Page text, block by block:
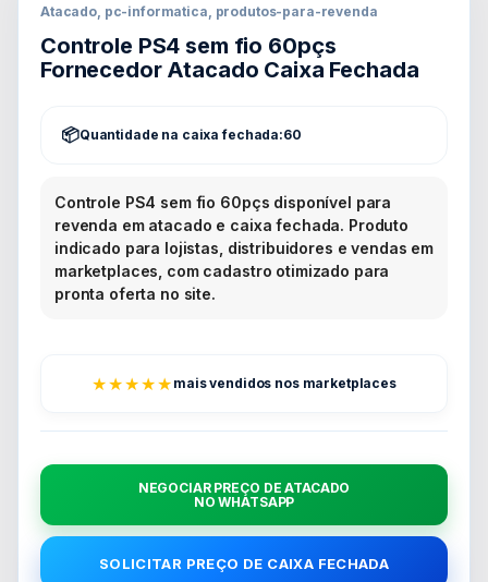
Atacado, pc-informatica, produtos-para-revenda
Controle PS4 sem fio 60pçs
Fornecedor Atacado Caixa Fechada
Quantidade na caixa fechada:60
Controle PS4 sem fio 60pçs disponível para
revenda em atacado e caixa fechada. Produto
indicado para lojistas, distribuidores e vendas em
marketplaces, com cadastro otimizado para
pronta oferta no site.
★★★★★ mais vendidos nos marketplaces
NEGOCIAR PREÇO DE ATACADO
NO WHATSAPP
SOLICITAR PREÇO DE CAIXA FECHADA